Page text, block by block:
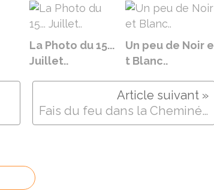
La Photo du 15...
Juillet..
Un peu de Noir e
t Blanc..
Fais du feu dans la Cheminée..